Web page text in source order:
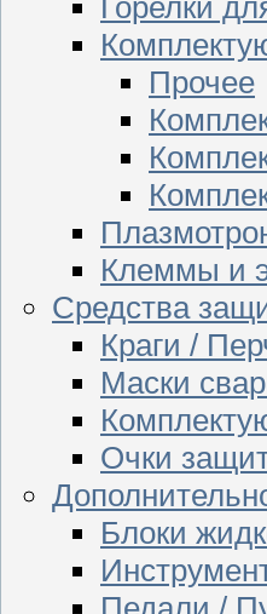
Прочее
Клеммы и
Средства
Краги /
Маски
Очки
Блоки